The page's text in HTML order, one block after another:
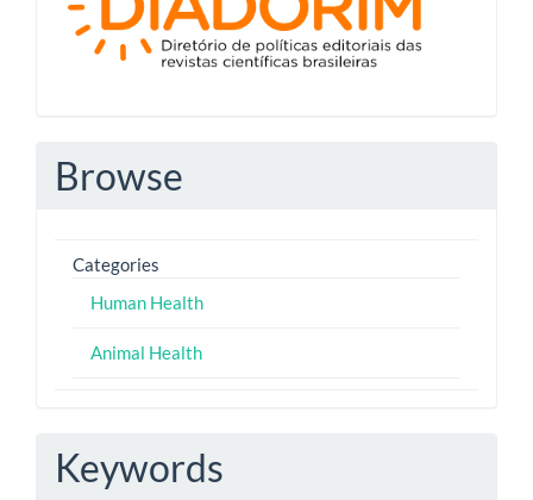
Browse
Categories
Human Health
Animal Health
Keywords